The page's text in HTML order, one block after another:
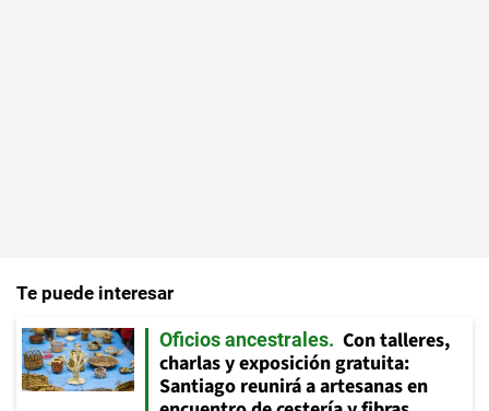
Te puede interesar
Oficios ancestrales
Con talleres,
charlas y exposición gratuita:
Santiago reunirá a artesanas en